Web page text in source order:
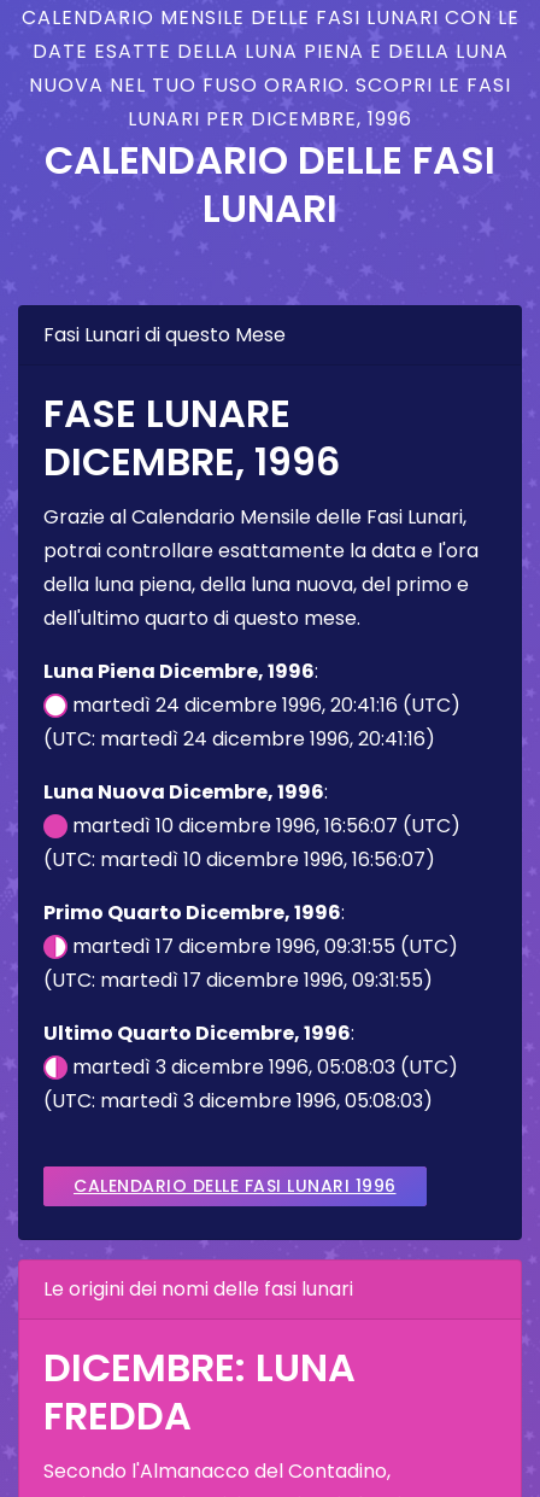
CALENDARIO MENSILE DELLE FASI LUNARI CON LE
DATE ESATTE DELLA LUNA PIENA E DELLA LUNA
NUOVA NEL TUO FUSO ORARIO. SCOPRI LE FASI
LUNARI PER DICEMBRE, 1996
CALENDARIO DELLE FASI
LUNARI
Fasi Lunari di questo Mese
FASE LUNARE
DICEMBRE, 1996
Grazie al Calendario Mensile delle Fasi Lunari,
potrai controllare esattamente la data e l'ora
della luna piena, della luna nuova, del primo e
dell'ultimo quarto di questo mese.
Luna Piena Dicembre, 1996:
martedì 24 dicembre 1996, 20:41:16 (UTC)
(UTC: martedì 24 dicembre 1996, 20:41:16)
Luna Nuova Dicembre, 1996:
martedì 10 dicembre 1996, 16:56:07 (UTC)
(UTC: martedì 10 dicembre 1996, 16:56:07)
Primo Quarto Dicembre, 1996:
martedì 17 dicembre 1996, 09:31:55 (UTC)
(UTC: martedì 17 dicembre 1996, 09:31:55)
Ultimo Quarto Dicembre, 1996:
martedì 3 dicembre 1996, 05:08:03 (UTC)
(UTC: martedì 3 dicembre 1996, 05:08:03)
CALENDARIO DELLE FASI LUNARI 1996
Le origini dei nomi delle fasi lunari
DICEMBRE: LUNA
FREDDA
Secondo l'Almanacco del Contadino,